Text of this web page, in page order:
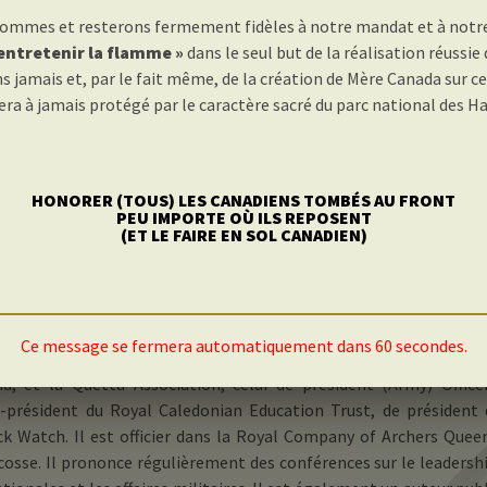
British Legion Scotland Chairman of
Trust
la British Army de 1970 à 2005. Ses deux dernières
Officer Commanding Northern Ireland, puis de Adjutant
responsable des questions personnelles).
la Royal British Legion Scotland, Poppy Scotland,
et la Quetta Association, celui de président (Army)
président du Royal Caledonian Education Trust, de président
Watch. Il est officier dans la Royal Company of Archers
Il prononce régulièrement des conférences sur le
et resterons fermement fidèles à notre mandat et à
la flamme » dans le seul but de la réalisation réussie
jamais et, par le fait même, de la création de Mère Canada sur
à jamais protégé par le caractère sacré du parc national des
HONORER (TOUS) LES CANADIENS TOMBÉS AU FRONT
PEU IMPORTE OÙ ILS REPOSENT
(ET LE FAIRE EN SOL CANADIEN)
Ce message se fermera automatiquement dans 60 secondes.